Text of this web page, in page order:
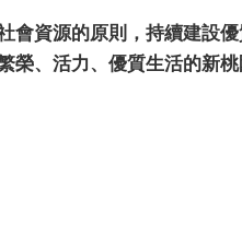
會資源的原則，持續建設
榮、活力、優質生活的新桃